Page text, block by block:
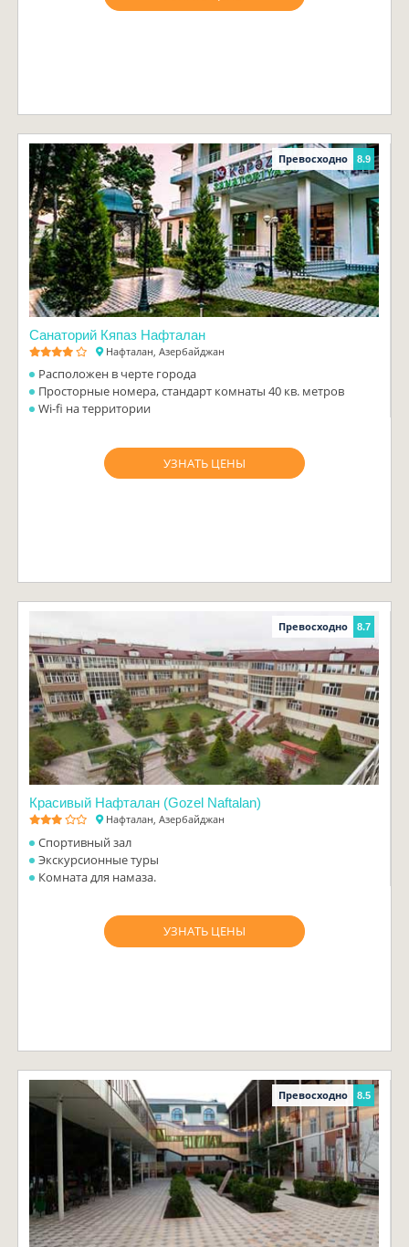
Превосходно 8.9
Санаторий Кяпаз Нафталан
Нафталан, Азербайджан
Расположен в черте города
Просторные номера, стандарт комнаты 40 кв. метров
Wi-fi на территории
УЗНАТЬ ЦЕНЫ
Превосходно 8.7
Красивый Нафталан (Gozel Naftalan)
Нафталан, Азербайджан
Спортивный зал
Экскурсионные туры
Комната для намаза.
УЗНАТЬ ЦЕНЫ
Превосходно 8.5